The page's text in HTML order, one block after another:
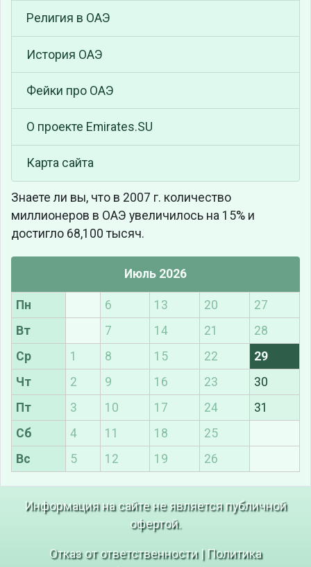
Религия в ОАЭ
История ОАЭ
Фейки про ОАЭ
О проекте Emirates.SU
Карта сайта
Знаете ли вы, что в 2007 г. количество
миллионеров в ОАЭ увеличилось на 15% и
достигло 68,100 тысяч.
Июль 2026
Пн 6 13 20
27
Вт
7 14 21
28
Ср
1 8 15 22
29
Чт
2 9 16 23
30
Пт
3 10 17 24
31
Сб
4 11 18
25
Вс
5 12 19 26
Информация на сайте не является публичной
офертой.
Отказ от ответственности| Политика